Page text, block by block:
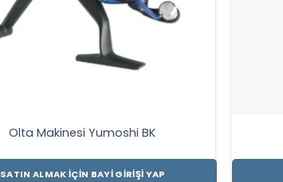
Olta Makinesi Yumoshi BK
SATIN ALMAK İÇIN BAYI GIRIŞI YAP